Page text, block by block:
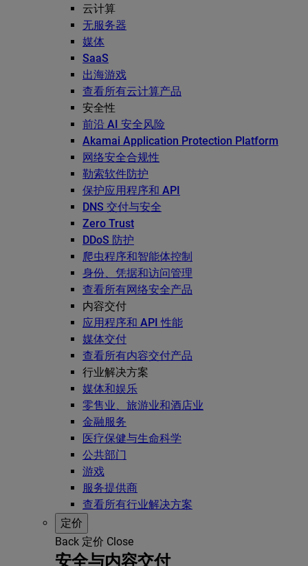
云计算
无服务器
媒体
SaaS
出海游戏
查看所有云计算产品
安全性
前沿 AI 安全风险
Akamai Application Protection Platform
网络安全合规性
勒索软件防护
保护应用程序和 API
DNS 交付与安全
Zero Trust
DDoS 防护
爬虫程序和智能体控制
身份、凭据和访问管理
查看所有网络安全产品
内容交付
应用程序和 API 性能
媒体交付
查看所有内容交付产品
行业解决方案
媒体和娱乐
零售业、旅游业和酒店业
金融服务
医疗保健与生命科学
公共部门
游戏
服务提供商
查看所有行业解决方案
定价
Back 定价 Close
安全与内容交付